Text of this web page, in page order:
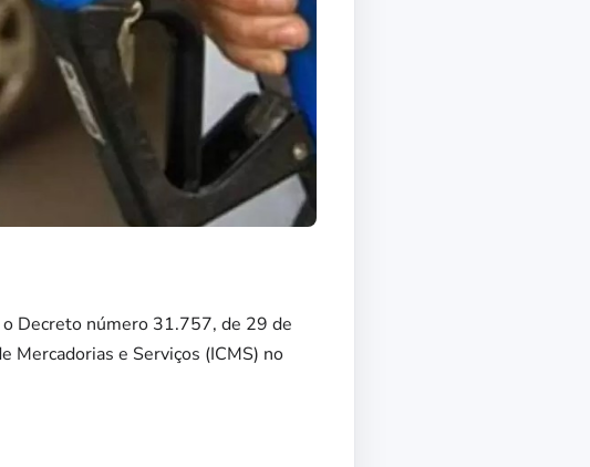
Decreto número 31.757, de 29 de
Mercadorias e Serviços (ICMS) no